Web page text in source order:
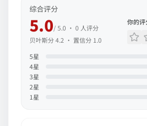
综合评分
5.0/ 5.0 · 0 人评分
贝叶斯分4.2 · 置信分 1.0
你的评
5星
4星
3星
2星
1 星